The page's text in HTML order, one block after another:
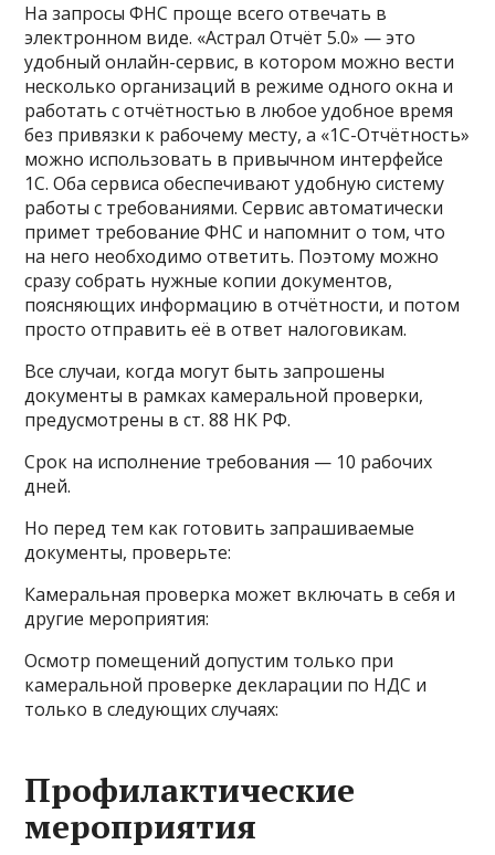
На запросы ФНС проще всего отвечать в
электронном виде. «Астрал Отчёт 5.0» — это
удобный онлайн-сервис, в котором можно вести
несколько организаций в режиме одного окна и
работать с отчётностью в любое удобное время
без привязки к рабочему месту, а «1С-Отчётность»
можно использовать в привычном интерфейсе
1С. Оба сервиса обеспечивают удобную систему
работы с требованиями. Сервис автоматически
примет требование ФНС и напомнит о том, что
на него необходимо ответить. Поэтому можно
сразу собрать нужные копии документов,
поясняющих информацию в отчётности, и потом
просто отправить её в ответ налоговикам.
Все случаи, когда могут быть запрошены
документы в рамках камеральной проверки,
предусмотрены в ст. 88 НК РФ.
Срок на исполнение требования — 10 рабочих
дней.
Но перед тем как готовить запрашиваемые
документы, проверьте:
Камеральная проверка может включать в себя и
другие мероприятия:
Осмотр помещений допустим только при
камеральной проверке декларации по НДС и
только в следующих случаях:
Профилактические
мероприятия